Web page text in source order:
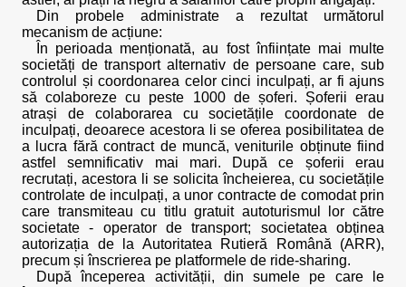
Din probele administrate a rezultat următorul
mecanism de acțiune:
În perioada menționată, au fost înființate mai multe
societăți de transport alternativ de persoane care, sub
controlul și coordonarea celor cinci inculpați, ar fi ajuns
să colaboreze cu peste 1000 de șoferi. Șoferii erau
atrași de colaborarea cu societățile coordonate de
inculpați, deoarece acestora li se oferea posibilitatea de
a lucra fără contract de muncă, veniturile obținute fiind
astfel semnificativ mai mari. După ce șoferii erau
recrutați, acestora li se solicita încheierea, cu societățile
controlate de inculpați, a unor contracte de comodat prin
care transmiteau cu titlu gratuit autoturismul lor către
societate - operator de transport; societatea obținea
autorizația de la Autoritatea Rutieră Română (ARR),
precum și înscrierea pe platformele de ride-sharing.
După începerea activității, din sumele pe care le